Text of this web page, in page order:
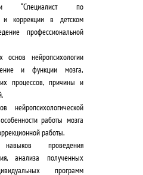
“Специалист по
и коррекции в детском
профессиональной
основ нейропсихологии
и функции мозга,
процессов, причины и
нейропсихологической
работы мозга
работы.
проведения
, анализа полученных
программ